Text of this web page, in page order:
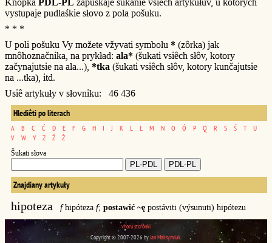
vystupaje pudlaśkie słovo z pola pošuku.
* * *
U poli pošuku Vy možete vžyvati symbolu * (zôrka) jak
mnôhoznačnika, na prykład: ala* (šukati vsiêch słôv, kotory
začynajutsie na ala...), *tka (šukati vsiêch słôv, kotory kunčajutsie
na ...tka), itd.
Usiê artykuły v słovniku: 46 436
Hlediêti po literach
A B C Ć D E F G H I J K L Ł M N O Ó P Q R S Ś T
U
V
W Y Z Ź Ż
Šukati słova
Znajdiany artykuły
hipoteza fhipóteza f; postawić ~ę postáviti (výsunuti) hipótezu
vhoru storônki
Copyright © 2007-2026 byJan Maksymiuk